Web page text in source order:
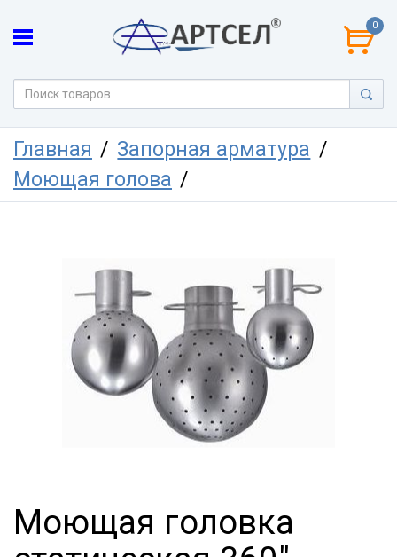
0
Главная
Запорная арматура
Моющая голова
Моющая головка